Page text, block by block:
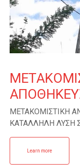
ΜΕΤΑΚΟΜΙΣΤΙΚΗ
ΚΑΤΑΛΛΗΛΗ ΛΥΣΗ
Learn more